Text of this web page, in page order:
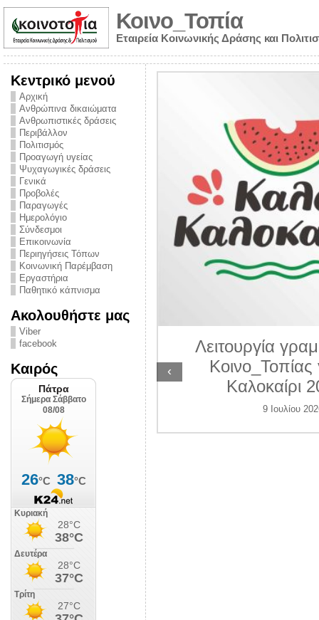
Κοινο_Τοπία
Εταιρεία Κοινωνικής Δράσης και
Κεντρικό μενού
Αρχική
Ανθρώπινα δικαιώματα
Ανθρωπιστικές δράσεις
Περιβάλλον
Πολιτισμός
Προαγωγή υγείας
Ψυχαγωγικές δράσεις
Γενικά
Προβολές
Παραγωγές
Ημερολόγιο
Σύνδεσμοι
Επικοινωνία
Περιηγήσεις Τόπων
Κοινωνική Παρέμβαση
Εργαστήρια
Παθητικό κάπνισμα
Ακολουθήστε μας
Viber
facebook
Καιρός
από την
την ημέρα
και
στο
2026
Λειτουργία
Κοινο_Τοπίας
Καλοκαίρι
9 Ιουλίου
‹